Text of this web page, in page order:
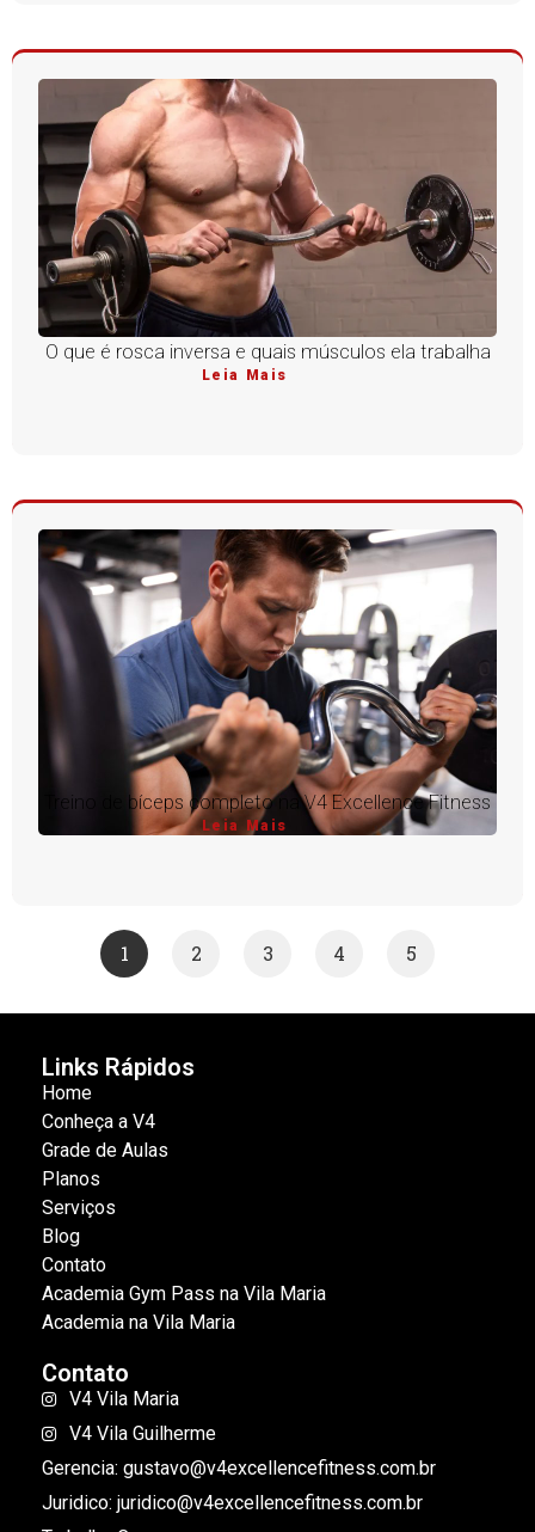
O que é rosca inversa e quais músculos ela trabalha
Leia Mais
Treino de bíceps completo na V4 Excellence Fitness
Leia Mais
1 2 3 4 5
Links Rápidos
Home
Conheça a V4
Grade de Aulas
Planos
Serviços
Blog
Contato
Academia Gym Pass na Vila Maria
Academia na Vila Maria
Contato
V4 Vila Maria
V4 Vila Guilherme
Gerencia: gustavo@v4excellencefitness.com.br
Juridico: juridico@v4excellencefitness.com.br